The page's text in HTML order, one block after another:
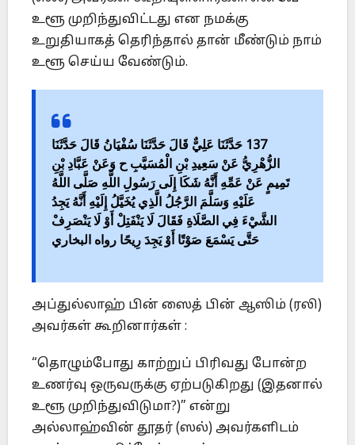
உளூ முறிந்துவிட்டது என நமக்கு
உறுதியாகத் தெரிந்தால் தான் மீண்டும் நாம்
உளூ செய்ய வேண்டும்.
137 حَدَّثَنَا عَلِيٌّ قَالَ حَدَّثَنَا سُفْيَانُ قَالَ حَدَّثَنَا
الزُّهْرِيُّ عَنْ سَعِيدِ بْنِ الْمُسَيَّبِ ح وَعَنْ عَبَّادِ بْنِ
تَمِيمٍ عَنْ عَمِّهِ أَنَّهُ شَكَا إِلَى رَسُولِ اللَّهِ صَلَّى اللَّهُ
عَلَيْهِ وَسَلَّمَ الرَّجُلُ الَّذِي يُخَيَّلُ إِلَيْهِ أَنَّهُ يَجِدُ
الشَّيْءَ فِي الصَّلَاةِ فَقَالَ لَا يَنْفَتِلْ أَوْ لَا يَنْصَرِفْ
حَتَّى يَسْمَعَ صَوْتًا أَوْ يَجِدَ رِيحًا رواه البخاري
அப்துல்லாஹ் பின் ஸைத் பின் ஆஸிம் (ரலி)
அவர்கள் கூறினார்கள் :
“தொழும்போது காற்றுப் பிரிவது போன்ற
உணர்வு ஒருவருக்கு ஏற்படுகிறது (இதனால்
உளூ முறிந்துவிடுமா?)” என்று
அல்லாஹ்வின் தூதர் (ஸல்) அவர்களிடம்